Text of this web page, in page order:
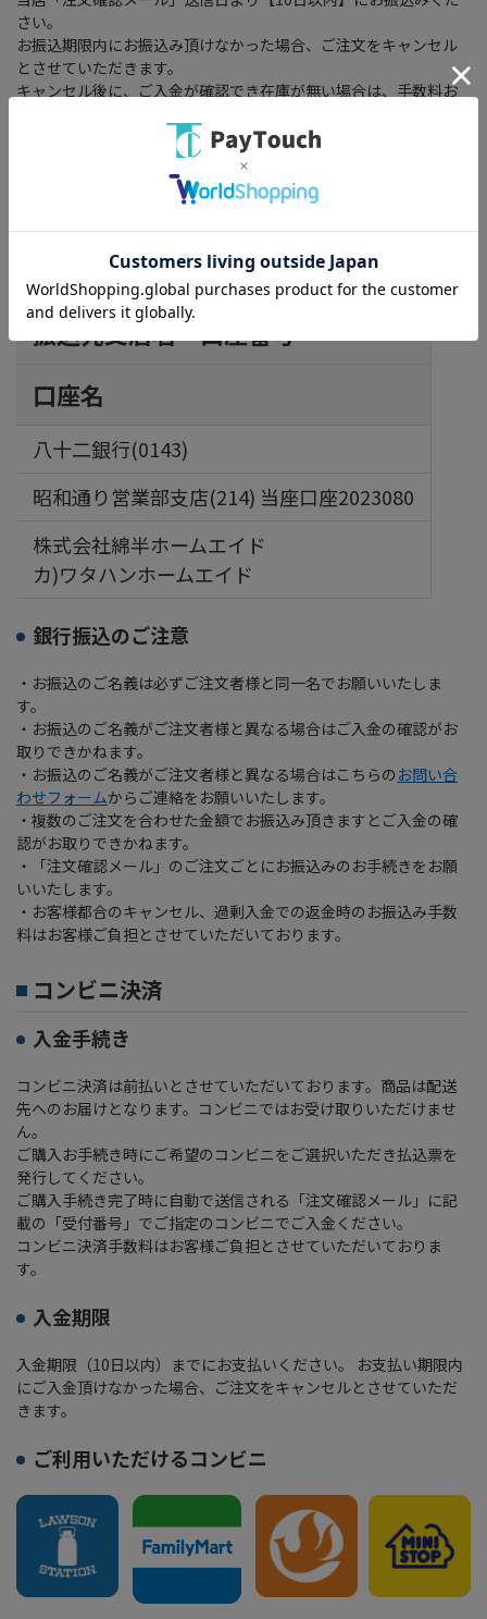
さい。
お振込期限内にお振込み頂けなかった場合、ご注文をキャンセル
とさせていただきます。
キャンセル後に、ご入金が確認でき在庫が無い場合は、手数料お
「入金案内メール」ご確認後に下記口座へお振込みください。
振込先支店名・口座番号
口座名
八十二銀行(0143)
昭和通り営業部支店(214) 当座口座2023080
株式会社綿半ホームエイド
カ)ワタハンホームエイド
銀行振込のご注意
・お振込のご名義は必ずご注文者様と同一名でお願いいたしま
す。
・お振込のご名義がご注文者様と異なる場合はご入金の確認がお
取りできかねます。
・お振込のご名義がご注文者様と異なる場合はこちらの お問い合
わせフォームからご連絡をお願いいたします。
・複数のご注文を合わせた金額でお振込み頂きますとご入金の確
認がお取りできかねます。
・「注文確認メール」のご注文ごとにお振込みのお手続きをお願
いいたします。
・お客様都合のキャンセル、過剰入金での返金時のお振込み手数
料はお客様ご負担とさせていただいております。
コンビニ決済
入金手続き
コンビニ決済は前払いとさせていただいております。商品は配送
先へのお届けとなります。コンビニではお受け取りいただけませ
ん。
ご購入お手続き時にご希望のコンビニをご選択いただき払込票を
発行してください。
ご購入手続き完了時に自動で送信される「注文確認メール」に記
載の「受付番号」でご指定のコンビニでご入金ください。
コンビニ決済手数料はお客様ご負担とさせていただいておりま
す。
入金期限
入金期限（10日以内）までにお支払いください。 お支払い期限内
にご入金頂けなかった場合、ご注文をキャンセルとさせていただ
きます。
ご利用いただけるコンビニ